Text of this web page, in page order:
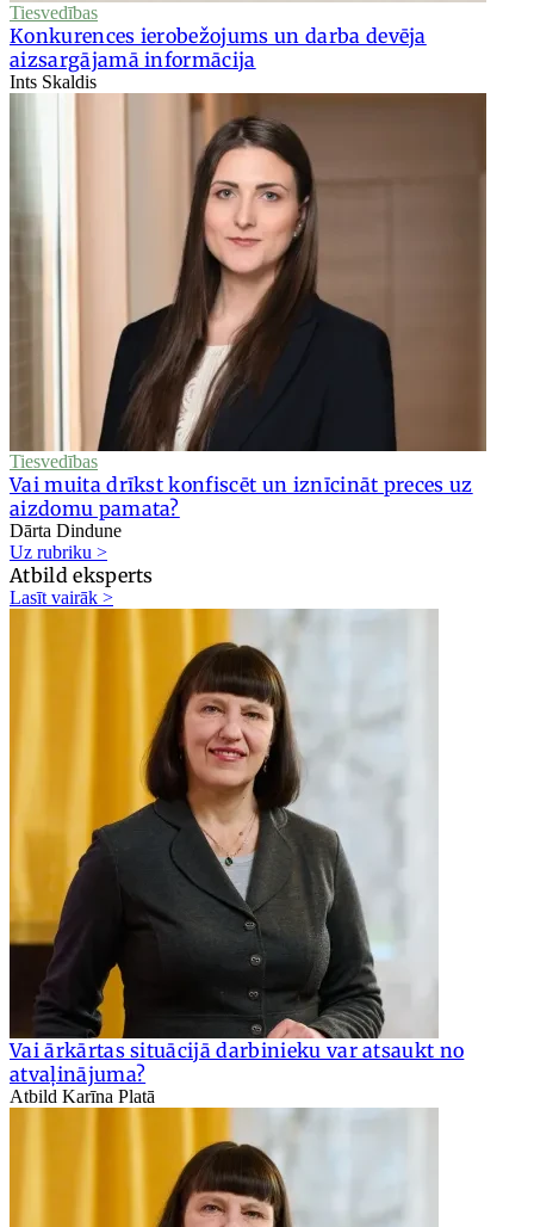
Tiesvedības
Konkurences ierobežojums un darba devēja
aizsargājamā informācija
Ints Skaldis
Tiesvedības
Vai muita drīkst konfiscēt un iznīcināt preces uz
aizdomu pamata?
Dārta Dindune
Uz rubriku >
Atbild eksperts
Lasīt vairāk >
Vai ārkārtas situācijā darbinieku var atsaukt no
atvaļinājuma?
Atbild Karīna Platā